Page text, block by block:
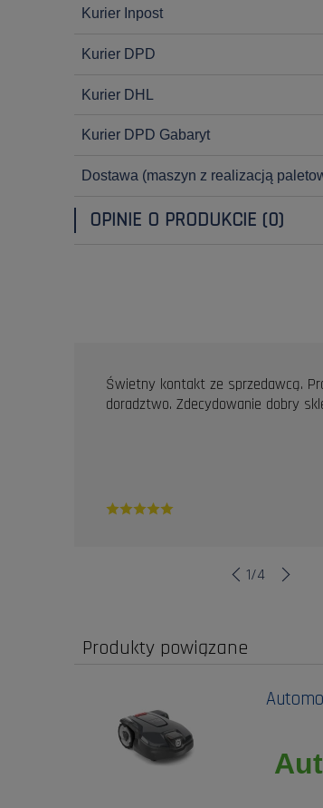
Kurier Inpost
Kurier DPD
Kurier DHL
Kurier DPD Gabaryt
Dostawa (maszyn z realizacją
OPINIE O PRODUKCIE (0)
Świetny kontakt ze sprzedawcą.
doradztwo. Zdecydowanie dobry
1/4
Produkty powiązane